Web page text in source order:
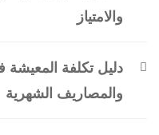
والامتياز
والمصاريف الشهرية